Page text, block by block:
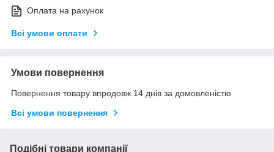
Оплата на рахунок
Всі умови оплати
Умови повернення
Повернення товару впродовж 14 днів за домовленістю
Всі умови повернення
Подібні товари компанії